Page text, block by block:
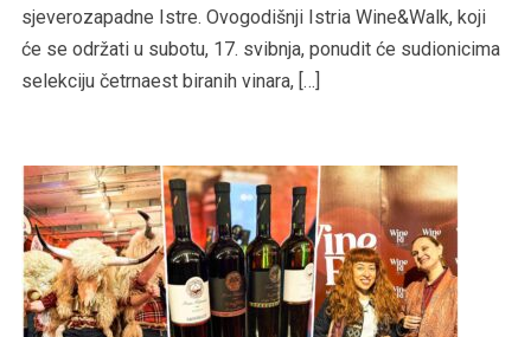
sjeverozapadne Istre. Ovogodišnji Istria Wine&Walk, koji
će se održati u subotu, 17. svibnja, ponudit će sudionicima
selekciju četrnaest biranih vinara, […]